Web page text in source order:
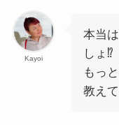
Kayoi
本当
しょ⁉
もっ
教え